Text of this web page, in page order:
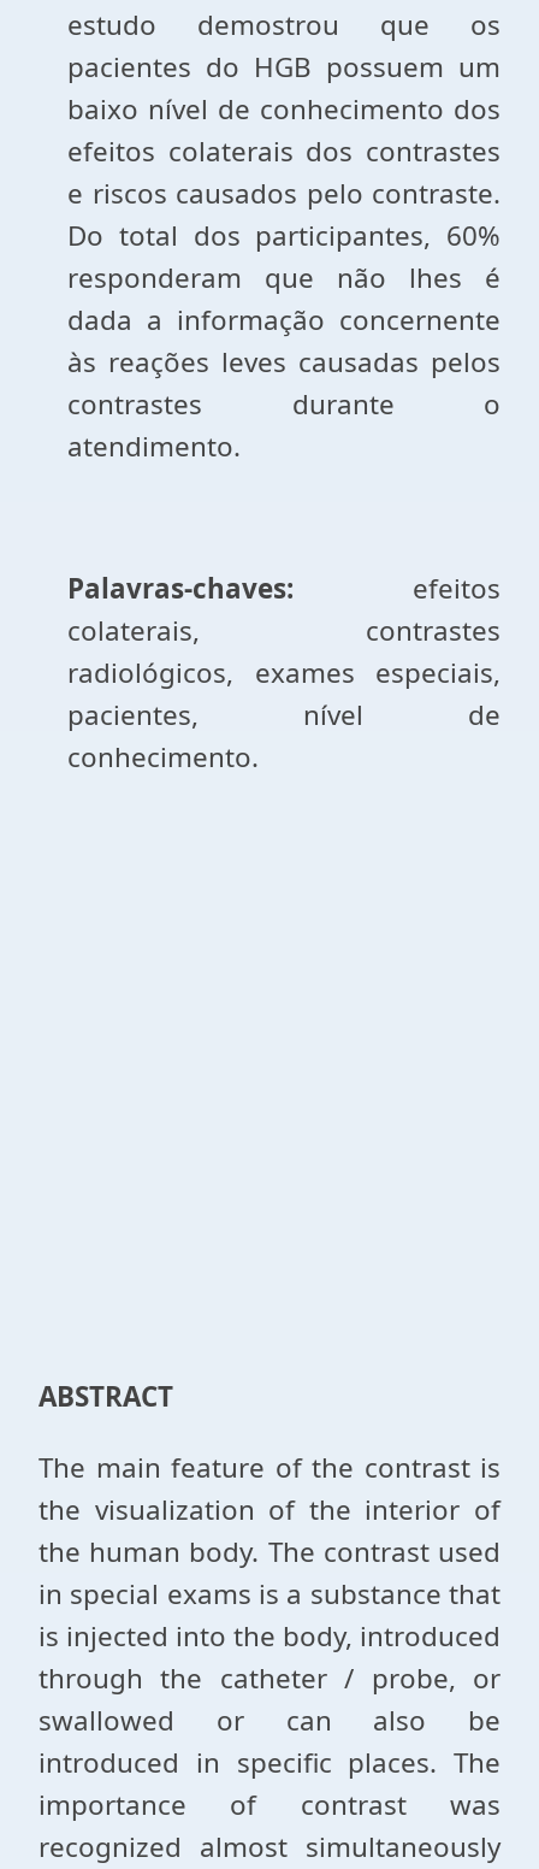
estudo demostrou que os
pacientes do HGB possuem um
baixo nível de conhecimento dos
efeitos colaterais dos contrastes
e riscos causados pelo contraste.
Do total dos participantes, 60%
responderam que não lhes é
dada a informação concernente
às reações leves causadas pelos
contrastes durante o
atendimento.
Palavras-chaves: efeitos
colaterais, contrastes
radiológicos, exames especiais,
pacientes, nível de
conhecimento.
ABSTRACT
The main feature of the contrast is
the visualization of the interior of
the human body. The contrast used
in special exams is a substance that
is injected into the body, introduced
through the catheter / probe, or
swallowed or can also be
introduced in specific places. The
importance of contrast was
recognized almost simultaneously